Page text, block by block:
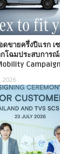
ดขายครึ่งปีแรก เ
โฉมประสบการณ์
Campaign
2026